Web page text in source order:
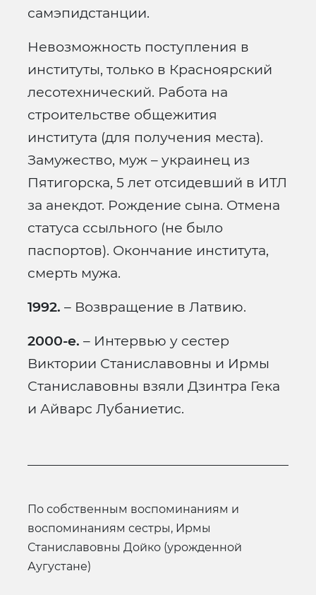
самэпидстанции.
Невозможность поступления в
институты, только в Красноярский
лесотехнический. Работа на
строительстве общежития
института (для получения места).
Замужество, муж – украинец из
Пятигорска, 5 лет отсидевший в ИТЛ
за анекдот. Рождение сына. Отмена
статуса ссыльного (не было
паспортов). Окончание института,
смерть мужа.
1992. – Возвращение в Латвию.
2000-е. – Интервью у сестер
Виктории Станиславовны и Ирмы
Станиславовны взяли Дзинтра Гека
и Айварс Лубаниетис.
по собственным воспоминаниям и
воспоминаниям сестры, Ирмы
Станиславовны Дойко (урожденной
Аугустане)